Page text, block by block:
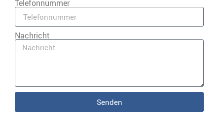
Telefonnummer
Nachricht
Senden